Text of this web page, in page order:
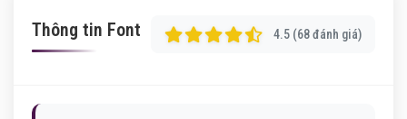
Thông tin Font 4.5 (68 đánh giá)